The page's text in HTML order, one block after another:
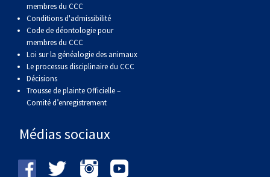
membres du CCC
Conditions d'admissibilité
Code de déontologie pour
membres du CCC
Loi sur la généalogie des animaux
Le processus disciplinaire du CCC
Décisions
Trousse de plainte Officielle –
Comité d’enregistrement
Médias sociaux